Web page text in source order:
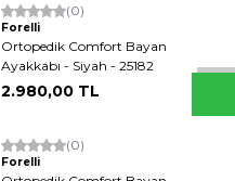
(0)
Forelli
Ortopedik Comfort Bayan
Ayakkabı - Siyah - 25182
2.980,00 TL
(0)
Forelli